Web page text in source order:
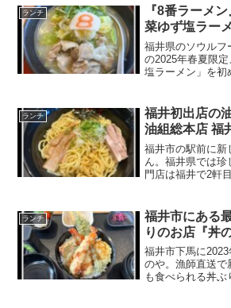
実！・大勢で楽
市パリオ内にある
ランチ
『8番ラーメ
菜ゆず塩ラー
福井県のソウルフ
の2025年春夏限
塩ラーメン」を初
野菜だから野菜が
らちょっと物足り
ランチ
福井初出店の
油組総本店 福
福井市の駅前に新
ん。福井県では
門店は福井で2軒
とラー油が美味し
まいっ！・油感が
ランチ
福井市にある
りのお店『丼
福井市下馬に
のや。漁師直送で
も食べられる丼